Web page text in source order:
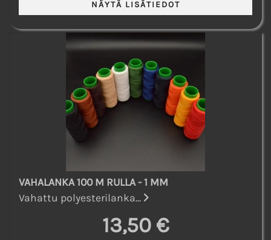
VAHALANKA 100 M RULLA - 1 MM
Vahattu polyesterilanka...
13,50 €